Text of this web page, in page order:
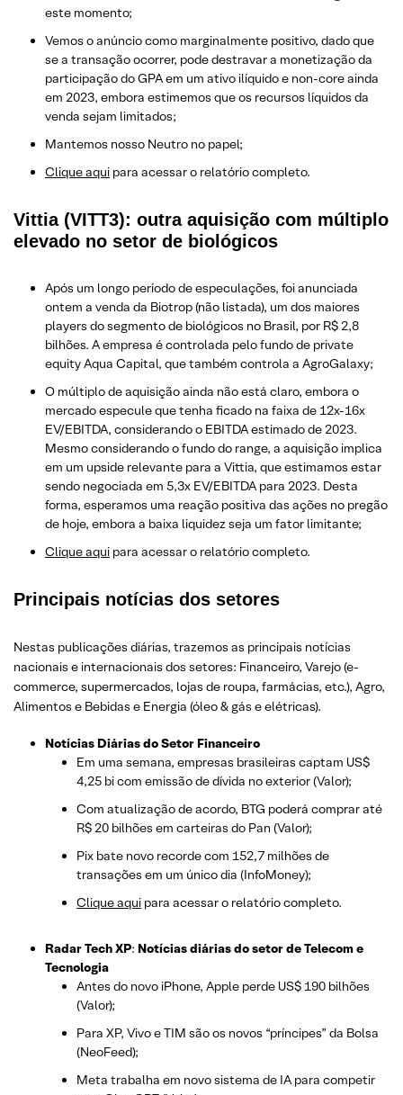
este momento;
Vemos o anúncio como marginalmente positivo, dado que
se a transação ocorrer, pode destravar a monetização da
participação do GPA em um ativo ilíquido e non-core ainda
em 2023, embora estimemos que os recursos líquidos da
venda sejam limitados;
Mantemos nosso Neutro no papel;
Clique aqui para acessar o relatório completo.
Vittia (VITT3): outra aquisição com múltiplo
elevado no setor de biológicos
Após um longo período de especulações, foi anunciada
ontem a venda da Biotrop (não listada), um dos maiores
players do segmento de biológicos no Brasil, por R$ 2,8
bilhões. A empresa é controlada pelo fundo de private
equity Aqua Capital, que também controla a AgroGalaxy;
O múltiplo de aquisição ainda não está claro, embora o
mercado especule que tenha ficado na faixa de 12x-16x
EV/EBITDA, considerando o EBITDA estimado de 2023.
Mesmo considerando o fundo do range, a aquisição implica
em um upside relevante para a Vittia, que estimamos estar
sendo negociada em 5,3x EV/EBITDA para 2023. Desta
forma, esperamos uma reação positiva das ações no pregão
de hoje, embora a baixa liquidez seja um fator limitante;
Clique aqui para acessar o relatório completo.
Principais notícias dos setores
Nestas publicações diárias, trazemos as principais notícias
nacionais e internacionais dos setores: Financeiro, Varejo(e-
commerce, supermercados, lojas de roupa, farmácias, etc.), Agro,
Alimentos e Bebidas e Energia (óleo & gás e elétricas).
Notícias Diárias do Setor Financeiro
Em uma semana, empresas brasileiras captam US$
4,25 bi com emissão de dívida no exterior (Valor);
Com atualização de acordo, BTG poderá comprar até
R$ 20 bilhões em carteiras do Pan (Valor);
Pix bate novo recorde com 152,7 milhões de
transações em um único dia (InfoMoney);
Clique aqui para acessar o relatório completo.
Radar Tech XP: Notícias diárias do setor de Telecom e
Tecnologia
Antes do novo iPhone, Apple perde US$ 190 bilhões
(Valor);
Para XP, Vivo e TIM são os novos “príncipes” da Bolsa
(NeoFeed);
Meta trabalha em novo sistema de IA para competir